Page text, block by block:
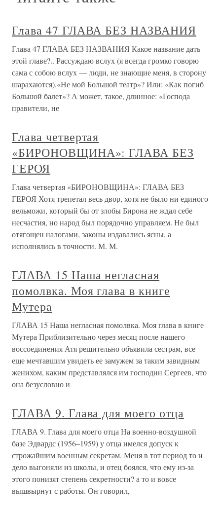
Глава 47 ГЛАВА БЕЗ НАЗВАНИЯ
Глава 47 ГЛАВА БЕЗ НАЗВАНИЯ Какое название дать
этой главе?.. Рассуждаю вслух (я всегда громко говорю
сама с собою вслух — люди, не знающие меня, в сторону
шарахаются).«Не мой Большой театр»? Или: «Как погиб
Большой балет»? А может, такое, длинное: «Господа
правители, не
Глава четвертая
«БИРОНОВЩИНА»: ГЛАВА БЕЗ
ГЕРОЯ
Глава четвертая «БИРОНОВЩИНА»: ГЛАВА БЕЗ
ГЕРОЯ Хотя трепетал весь двор, хотя не было ни единого
вельможи, который бы от злобы Бирона не ждал себе
несчастия, но народ был порядочно управляем. Не был
отягощен налогами, законы издавались ясны, а
исполнялись в точности. М. М.
ГЛАВА 15 Наша негласная
помолвка. Моя глава в книге
Мутера
ГЛАВА 15 Наша негласная помолвка. Моя глава в книге
Мутера Приблизительно через месяц после нашего
воссоединения Атя решительно объявила сестрам, все
еще мечтавшим увидеть ее замужем за таким завидным
женихом, каким представлялся им господин Сергеев, что
она безусловно и
ГЛАВА 9. Глава для моего отца
ГЛАВА 9. Глава для моего отца На военно-воздушной
базе Эдвардс (1956–1959) у отца имелся допуск к
строжайшим военным секретам. Меня в тот период то и
дело выгоняли из школы, и отец боялся, что ему из-за
этого понизят степень секретности? а то и вовсе
вышвырнут с работы. Он говорил,